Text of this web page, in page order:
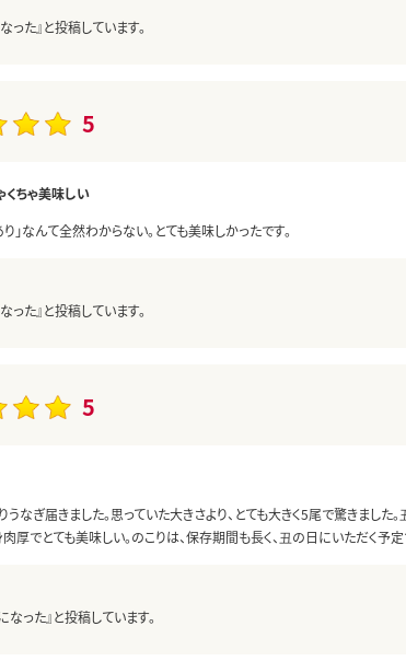
った』と投稿しています。
5
くちゃ美味しい
り」なんて全然わからない。とても美味しかったです。
った』と投稿しています。
5
うなぎ届きました。思っていた大きさより、とても大きく5尾で驚きま
肉厚でとても美味しい。のこりは、保存期間も長く、丑の日にいただく予
なった』と投稿しています。